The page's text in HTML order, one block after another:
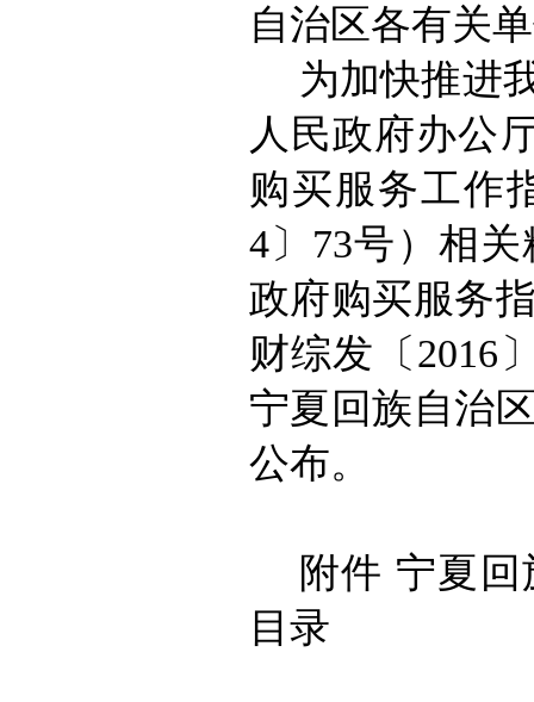
自治区各有关
为加快推进
人民政府办公
购买服务工作
4〕 73号 ）相
政府购买服务
财综发〔2016
宁夏回族自治
公布。
附件 宁夏回
目录